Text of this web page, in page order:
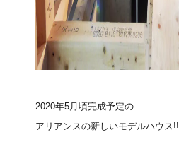
2020年5月頃完成予定の
アリアンスの新しいモデルハウス!!